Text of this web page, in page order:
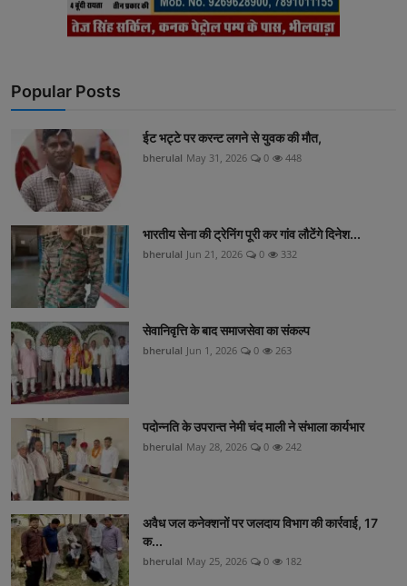
Popular Posts
ईट भट्टे पर करन्ट लगने से युवक की मौत,
bherulal May 31, 2026 0 448
भारतीय सेना की ट्रेनिंग पूरी कर गांव लौटेंगे दिनेश...
bherulal Jun 21, 2026 0 332
सेवानिवृत्ति के बाद समाजसेवा का संकल्प
bherulal Jun 1, 2026 0 263
पदोन्नति के उपरान्त नेमी चंद माली ने संभाला कार्यभार
bherulal May 28, 2026 0 242
अवैध जल कनेक्शनों पर जलदाय विभाग की कार्रवाई, 17
क...
bherulal May 25, 2026 0 182